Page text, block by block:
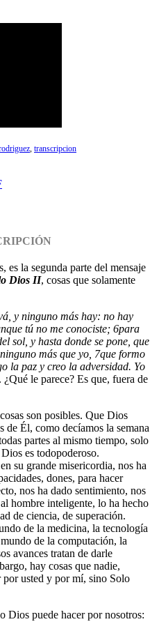
transcripcion
es la segunda parte del mensaje
Dios II, cosas que solamente
y ninguno más hay: no hay
tú no me conociste; 6para
sol, y hasta donde se pone, que
más que yo, 7que formo
la paz y creo la adversidad. Yo
. ¿Qué le parece? Es que, fuera de
son posibles. Que Dios
de Él, como decíamos la semana
partes al mismo tiempo, solo
es todopoderoso.
su grande misericordia, nos ha
dones, para hacer
nos ha dado sentimiento, nos
hombre inteligente, lo ha hecho
de ciencia, de superación.
de la medicina, la tecnología
de la computación, la
avances tratan de darle
hay cosas que nadie,
por usted y por mí, sino Solo
Dios puede hacer por nosotros: